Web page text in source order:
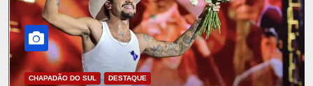
CHAPADÃO DO SUL DESTAQUE